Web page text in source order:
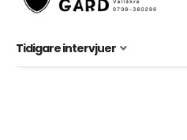
Tidigare intervjuer